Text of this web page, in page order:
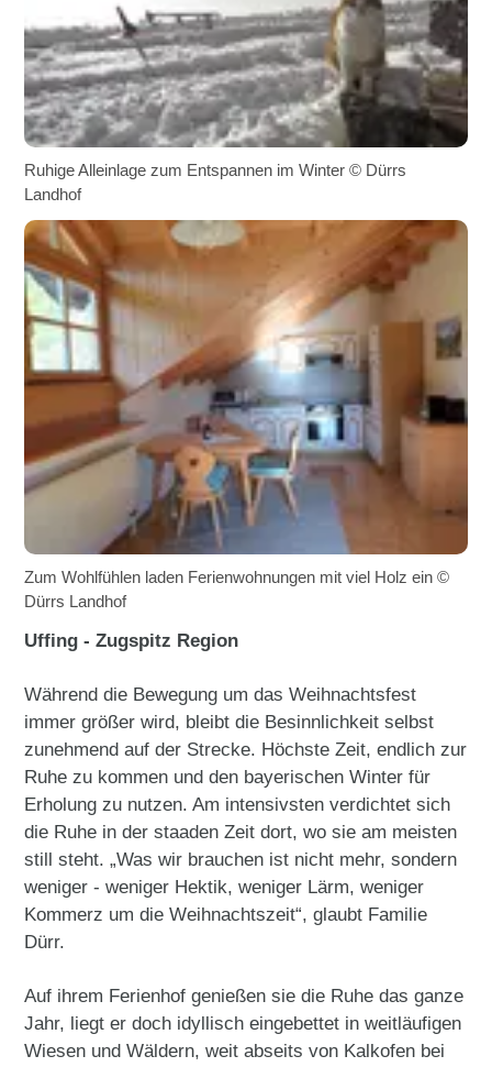
Ruhige Alleinlage zum Entspannen im Winter © Dürrs
Landhof
Zum Wohlfühlen laden Ferienwohnungen mit viel Holz ein ©
Dürrs Landhof
Uffing - Zugspitz Region
Während die Bewegung um das Weihnachtsfest
immer größer wird, bleibt die Besinnlichkeit selbst
zunehmend auf der Strecke. Höchste Zeit, endlich zur
Ruhe zu kommen und den bayerischen Winter für
Erholung zu nutzen. Am intensivsten verdichtet sich
die Ruhe in der staaden Zeit dort, wo sie am meisten
still steht. „Was wir brauchen ist nicht mehr, sondern
weniger - weniger Hektik, weniger Lärm, weniger
Kommerz um die Weihnachtszeit“, glaubt Familie
Dürr.
Auf ihrem Ferienhof genießen sie die Ruhe das ganze
Jahr, liegt er doch idyllisch eingebettet in weitläufigen
Wiesen und Wäldern, weit abseits von Kalkofen bei